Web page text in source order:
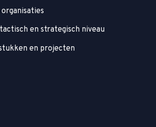
en strategisch niveau
en projecten